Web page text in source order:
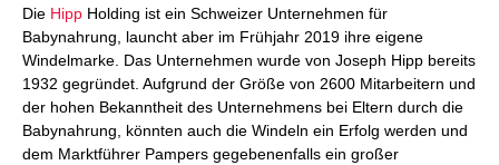
Die Hipp Holding ist ein Schweizer Unternehmen für
Babynahrung, launcht aber im Frühjahr 2019 ihre eigene
Windelmarke. Das Unternehmen wurde von Joseph Hipp bereits
1932 gegründet. Aufgrund der Größe von 2600 Mitarbeitern und
der hohen Bekanntheit des Unternehmens bei Eltern durch die
Babynahrung, könnten auch die Windeln ein Erfolg werden und
dem Marktführer Pampers gegebenenfalls ein großer